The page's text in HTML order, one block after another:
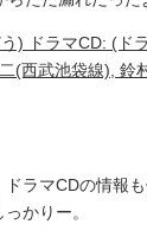
) ドラマCD: (ド
(西武池袋線), 鈴
ラマCDの情報も
かりー。